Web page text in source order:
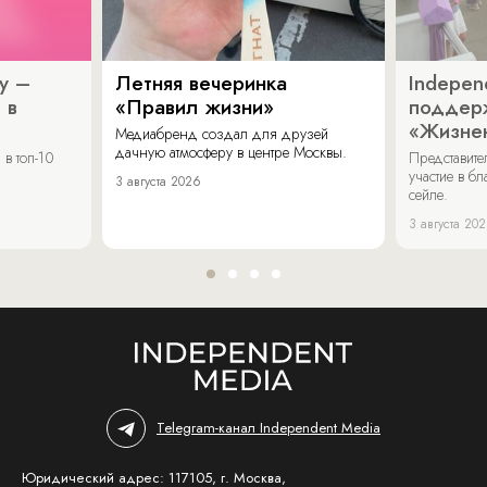
–
топ-10
Летняя вечеринка
«Правил жизни»
Медиабренд создал для друзей
дачную атмосферу в центре Москвы.
3 августа 2026
участие в
сейле.
3 августа
Telegram-канал Independent Media
Юридический адрес: 117105, г. Москва,